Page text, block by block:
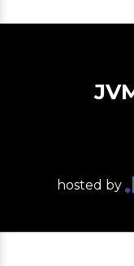
hosted by